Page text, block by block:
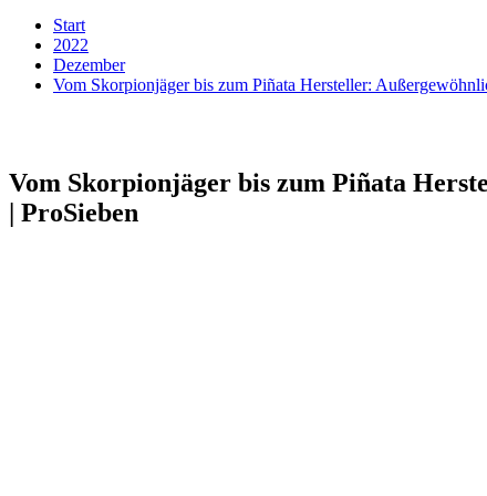
Start
2022
Dezember
Vom Skorpionjäger bis zum Piñata Hersteller:
Vom Skorpionjäger bis zum Piñata
| ProSieben